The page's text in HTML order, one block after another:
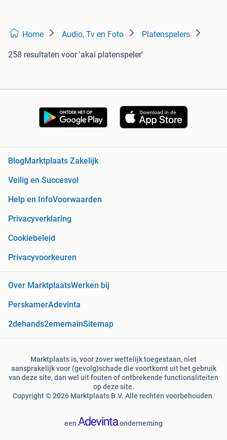
Home Audio, Tv en Foto Platenspelers
258 resultaten voor 'akai platenspeler'
BlogMarktplaats Zakelijk
Veilig en Succesvol
Help en InfoVoorwaarden
Privacyverklaring
Cookiebeleid
Privacyvoorkeuren
Over MarktplaatsWerken bij
PerskamerAdevinta
2dehands2ememainSitemap
Marktplaats is, voor zover wettelijk toegestaan, niet
aansprakelijk voor (gevolg)schade die voortkomt uit het gebruik
van deze site, dan wel uit fouten of ontbrekende functionaliteiten
op deze site.
Copyright © 2026 Marktplaats B.V. Alle rechten voorbehouden.
een onderneming